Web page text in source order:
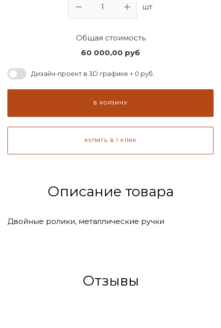
шт
Общая стоимость
60 000,00 руб
Дизайн-проект в 3D графике + 0 руб.
В КОРЗИНУ
КУПИТЬ В 1 КЛИК
Описание товара
Двойные ролики, металлические ручки
Отзывы